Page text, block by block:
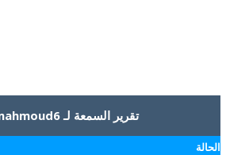
تقرير السمعة لـ Anharmahmoud6
الحالة